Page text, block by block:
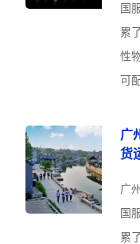
国
累
性
可
广
货
广
国
累